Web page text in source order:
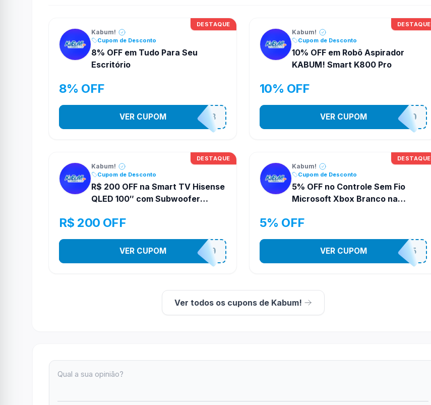
DESTAQUE
Kabum!
Cupom de Desconto
8% OFF em Tudo Para Seu
Escritório
8% OFF
ESTADAOOFFICE8
VER CUPOM
DESTAQUE
Kabum!
Cupom de Desconto
10% OFF em Robô Aspirador
KABUM! Smart K800 Pro
10% OFF
VEMDEROBO
VER CUPOM
DESTAQUE
Kabum!
Cupom de Desconto
R$ 200 OFF na Smart TV Hisense
QLED 100″ com Subwoofer
R$ 200 OFF
TELAO200
VER CUPOM
DESTAQUE
Kabum!
Cupom de Desconto
5% OFF no Controle Sem Fio
Microsoft Xbox Branco na
5% OFF
CONTRL5
VER CUPOM
Ver todos os cupons de Kabum!